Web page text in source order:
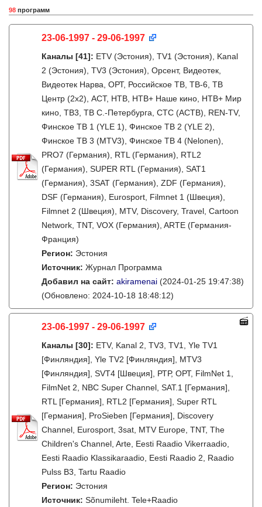
98 программ
23-06-1997 - 29-06-1997
Каналы [41]: ETV (Эстония), TV1 (Эстония), Kanal
2 (Эстония), TV3 (Эстония), Орсент, Видеотек,
Видеотек Нарва, ОРТ, Российское ТВ, ТВ-6, ТВ
Центр (2x2), АСТ, НТВ, НТВ+ Наше кино, НТВ+ Мир
кино, ТВ3, ТВ С.-Петербурга, СТС (АСТВ), REN-TV,
Финское ТВ 1 (YLE 1), Финское ТВ 2 (YLE 2),
Финское ТВ 3 (MTV3), Финское ТВ 4 (Nelonen),
PRO7 (Германия), RTL (Германия), RTL2
(Германия), SUPER RTL (Германия), SAT1
(Германия), 3SAT (Германия), ZDF (Германия),
DSF (Германия), Eurosport, Filmnet 1 (Швеция),
Filmnet 2 (Швеция), MTV, Discovery, Travel, Cartoon
Network, TNT, VOX (Германия), ARTE (Германия-
Франция)
Регион: Эстония
Источник: Журнал Программа
Добавил на сайт: akiramenai (2024-01-25 19:47:38)
(Обновлено: 2024-10-18 18:48:12)
23-06-1997 - 29-06-1997
Каналы [30]: ETV, Kanal 2, TV3, TV1, Yle TV1
[Финляндия], Yle TV2 [Финляндия], MTV3
[Финляндия], SVT4 [Швеция], РТР, ОРТ, FilmNet 1,
FilmNet 2, NBC Super Channel, SAT.1 [Германия],
RTL [Германия], RTL2 [Германия], Super RTL
[Германия], ProSieben [Германия], Discovery
Channel, Eurosport, 3sat, MTV Europe, TNT, The
Children's Channel, Arte, Eesti Raadio Vikerraadio,
Eesti Raadio Klassikaraadio, Eesti Raadio 2, Raadio
Pulss B3, Tartu Raadio
Регион: Эстония
Источник: Sõnumileht. Tele+Raadio